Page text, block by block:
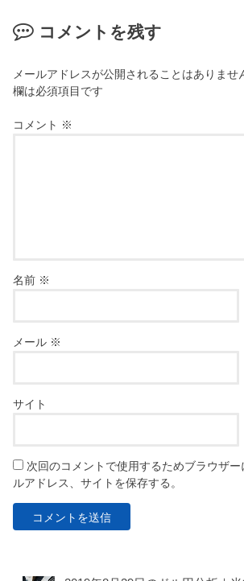
コメントを残す
メールアドレスが公開されることはありませ
欄は必須項目です
コメント ※
名前 ※
メール ※
サイト
次回のコメントで使用するためブラウザ
ルアドレス、サイトを保存する。